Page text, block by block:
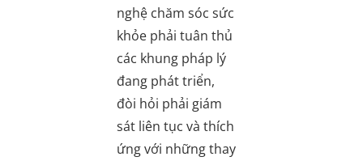
nghệ chăm sóc sức
khỏe phải tuân thủ
các khung pháp lý
đang phát triển,
đòi hỏi phải giám
sát liên tục và thích
ứng với những thay